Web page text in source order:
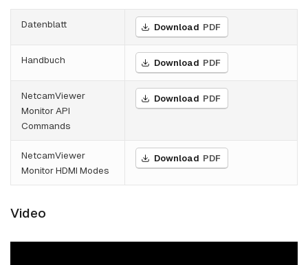
Datenblatt Download PDF
Handbuch Download PDF
NetcamViewer
Monitor API
Commands
Download PDF
NetcamViewer
Monitor HDMI Modes
Download PDF
Video